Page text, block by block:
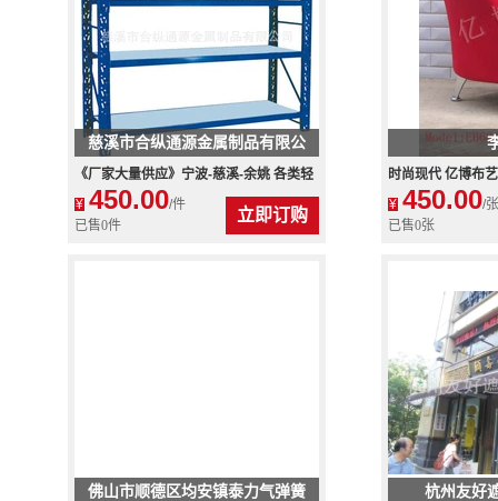
慈溪市合纵通源金属制品有限公
司
《厂家大量供应》宁波-慈溪-余姚 各类轻
中型货架 欢迎咨询
¥ 450.00/件
已售0件
立即订购
时尚现代 亿博布
¥ 450.00/张
已售0张
佛山市顺德区均安镇泰力气弹簧
杭州友好